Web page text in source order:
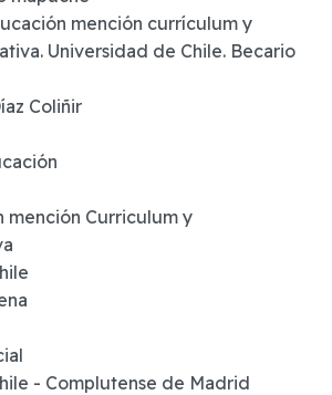
mención currículum y
Universidad de Chile. Becario
Coliñir
mención Curriculum y
- Complutense de Madrid